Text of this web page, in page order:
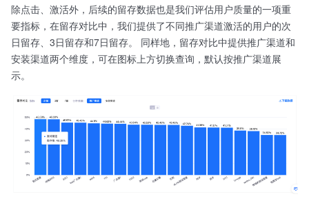
除点击、激活外，后续的留存数据也是我们评估用户质量的一项重
要指标，在留存对比中，我们提供了不同推广渠道激活的用户的次
日留存、3日留存和7日留存。 同样地，留存对比中提供推广渠道和
安装渠道两个维度，可在图标上方切换查询，默认按推广渠道展
示。